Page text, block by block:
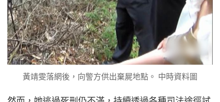
黃靖雯落網後，向警方供出棄屍地點。 中時資料圖